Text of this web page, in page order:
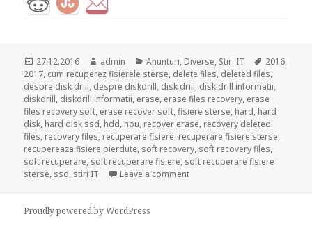
Posted
on
27.12.2016 Author
admin Categories
Anunturi, Diverse, Stiri IT Tags
2016,
2017, cum recuperez fisierele sterse, delete files, deleted files,
despre disk drill, despre diskdrill, disk drill, disk drill informatii,
diskdrill, diskdrill informatii, erase, erase files recovery, erase
files recovery soft, erase recover soft,fisiere sterse, hard, hard
disk, hard disk ssd, hdd, nou, recover erase, recovery deleted
files, recovery files, recuperare fisiere, recuperare fisiere sterse,
recupereaza fisiere pierdute, soft recovery, soft recovery files,
soft recuperare, soft recuperare fisiere, soft recuperare fisiere
sterse, ssd, stiri IT Leave a commenton Disk Drill | Recuperarea
Proudly powered by WordPress